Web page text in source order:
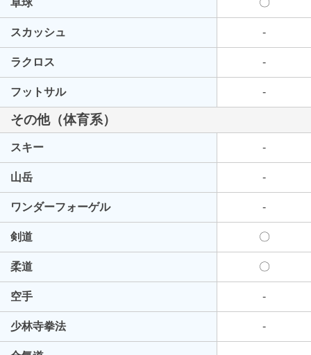
卓球 〇
スカッシュ -
ラクロス -
フットサル -
その他（体育系）
スキー -
山岳 -
ワンダーフォーゲル -
剣道 〇
柔道 〇
空手 -
少林寺拳法 -